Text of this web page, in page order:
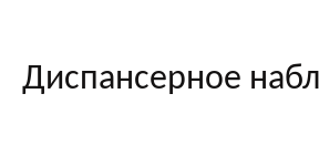
Диспансерное